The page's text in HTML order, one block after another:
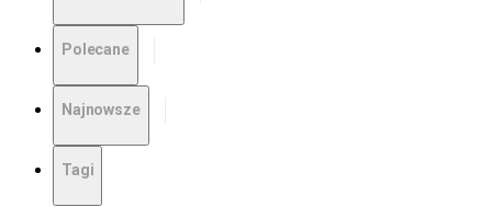
Polecane
Najnowsze
Tagi